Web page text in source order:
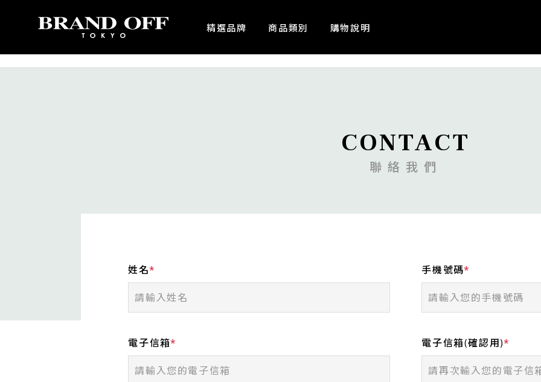
精選品牌
商品類別 購物說明
CONTACT
聯絡我們
姓名 手機號碼
電子信箱 電子信箱(確認用)